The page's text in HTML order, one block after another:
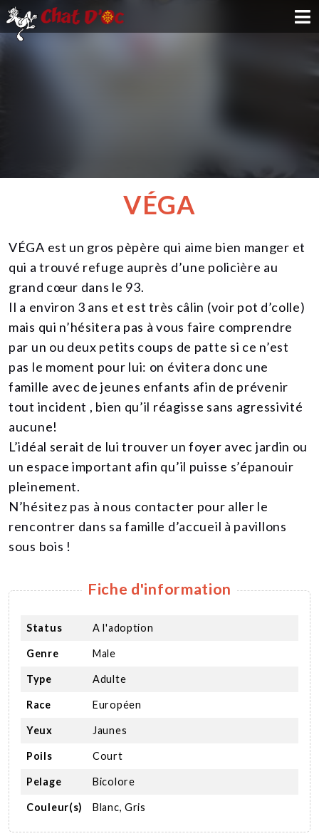
NOUS SOUTENIR
CONTACT
VÉGA
VÉGA est un gros pèpère qui aime bien manger et
qui a trouvé refuge auprès d’une policière au
grand cœur dans le 93.
Il a environ 3 ans et est très câlin (voir pot d’colle)
mais qui n’hésitera pas à vous faire comprendre
par un ou deux petits coups de patte si ce n’est
pas le moment pour lui: on évitera donc une
famille avec de jeunes enfants afin de prévenir
tout incident , bien qu’il réagisse sans agressivité
aucune!
L’idéal serait de lui trouver un foyer avec jardin ou
un espace important afin qu’il puisse s’épanouir
pleinement.
N’hésitez pas à nous contacter pour aller le
rencontrer dans sa famille d’accueil à pavillons
sous bois !
Fiche d'information
Status A l'adoption
Genre Male
Type Adulte
Race Européen
Yeux Jaunes
Poils Court
Pelage Bicolore
Couleur(s) Blanc, Gris